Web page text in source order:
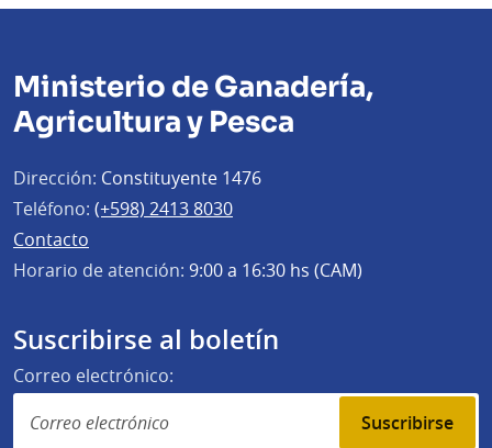
Ministerio de Ganadería,
Agricultura y Pesca
Dirección: Constituyente 1476
Teléfono: (+598) 2413 8030
Contacto
Horario de atención: 9:00 a 16:30 hs (CAM)
Suscribirse al boletín
Correo electrónico:
Suscribirse